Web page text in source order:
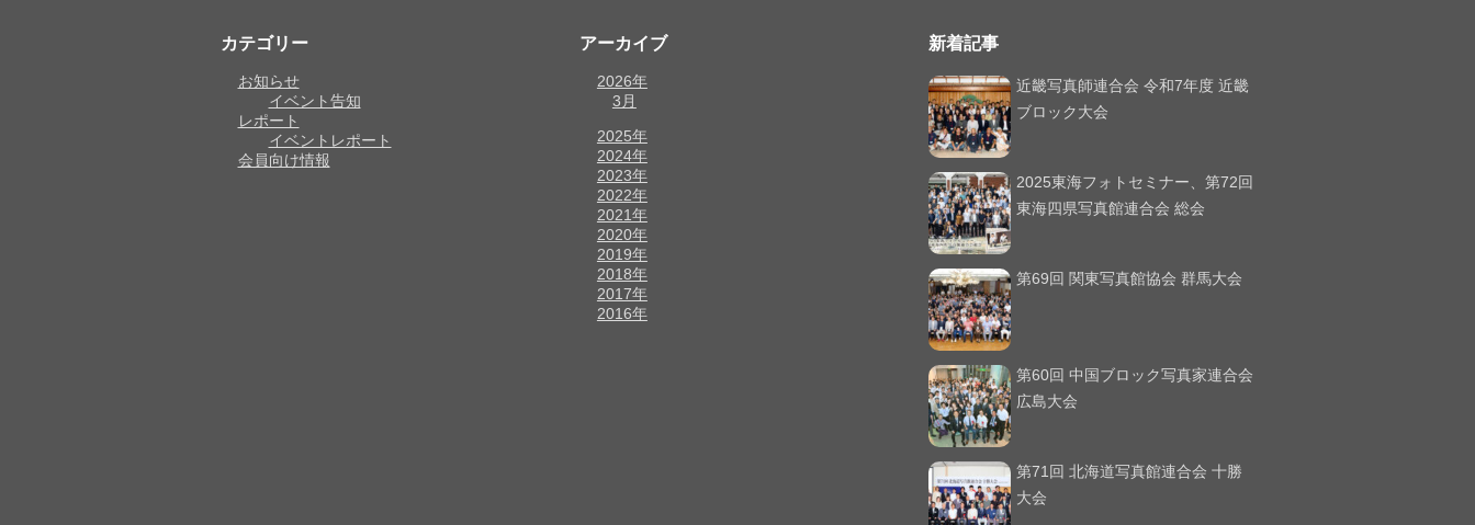
カテゴリー
お知らせ
イベント告知
レポート
イベントレポート
会員向け情報
アーカイブ
2026年
3月
2025年
2024年
2023年
2022年
2021年
2020年
2019年
2018年
2017年
2016年
新着記事
近畿写真師連合会 令和7年度 近畿
ブロック大会
2025東海フォトセミナー、第72回
東海四県写真館連合会 総会
第69回 関東写真館協会 群馬大会
第60回 中国ブロック写真家連合会
広島大会
第71回 北海道写真館連合会 十勝
大会